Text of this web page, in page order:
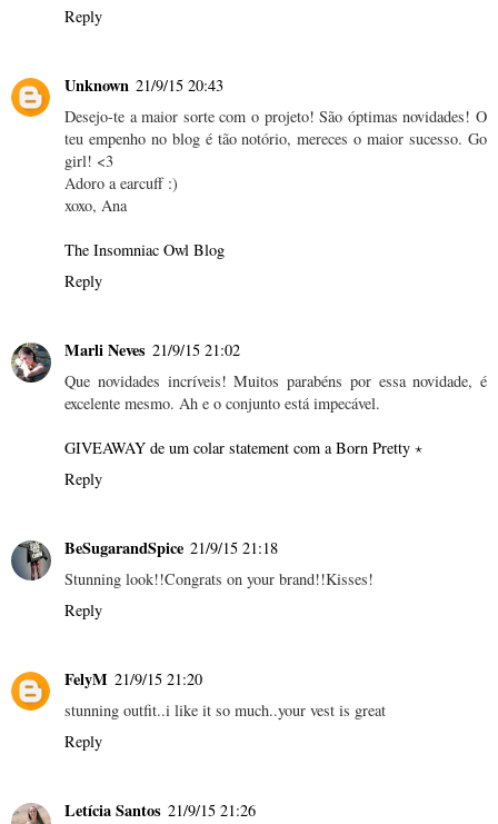
Reply
Unknown 21/9/15 20:43
Desejo-te a maior sorte com o projeto! São óptimas novidades! O
teu empenho no blog é tão notório, mereces o maior sucesso. Go
girl! <3
Adoro a earcuff :)
xoxo, Ana
The Insomniac Owl Blog
Reply
Marli Neves 21/9/15 21:02
Que novidades incríveis! Muitos parabéns por essa novidade, é
excelente mesmo. Ah e o conjunto está impecável.
GIVEAWAY de um colar statement com a Born Pretty ⋆
Reply
BeSugarandSpice 21/9/15 21:18
Stunning look!!Congrats on your brand!!Kisses!
Reply
FelyM 21/9/15 21:20
stunning outfit..i like it so much..your vest is great
Reply
Letícia Santos 21/9/15 21:26